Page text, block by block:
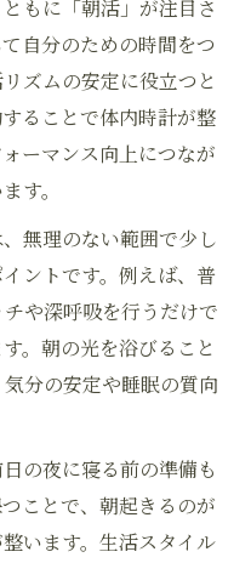
もに「朝活」が注目さ
自分のための時間をつ
ズムの安定に役立つと
ることで体内時計が整
ーマンス向上につなが
す。
無理のない範囲で少し
ントです。例えば、普
や深呼吸を行うだけで
。朝の光を浴びること
分の安定や睡眠の質向
の夜に寝る前の準備も
ことで、朝起きるのが
います。生活スタイル
こちら